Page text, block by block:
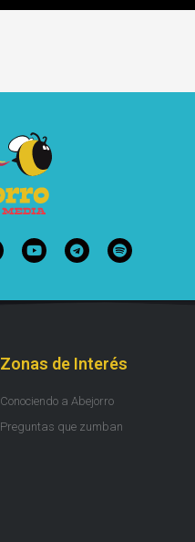
Zonas de Interés
Conociendo a Abejorro
Preguntas que zumban